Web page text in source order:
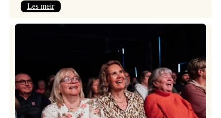
Les meir: